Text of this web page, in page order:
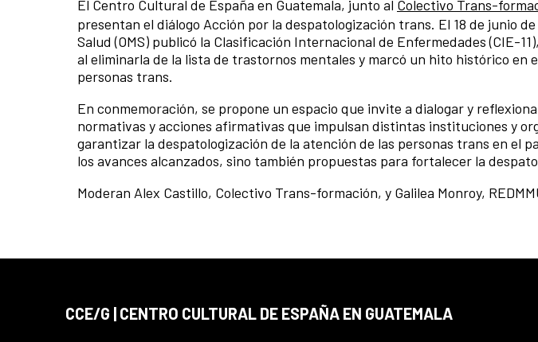
El Centro Cultural de España en Guatemala, junto al Colectivo Trans-
presentan el diálogo Acción por la despatologización trans. El 18 de junio
Salud (OMS) publicó la Clasificación Internacional de Enfermedades (CIE-
al eliminarla de la lista de trastornos mentales y marcó un hito histórico en
personas trans.
En conmemoración, se propone un espacio que invite a dialogar y
normativas y acciones afirmativas que impulsan distintas instituciones y
garantizar la despatologización de la atención de las personas trans en el
los avances alcanzados, sino también propuestas para fortalecer la
Moderan Alex Castillo, Colectivo Trans-formación, y Galilea Monroy,
CCE/G | CENTRO CULTURAL DE ESPAÑA EN GUATEMALA